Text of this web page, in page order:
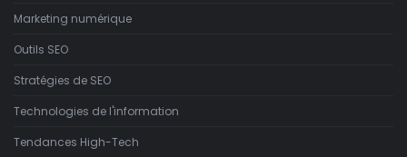
Marketing numérique
Outils SEO
Stratégies de SEO
Technologies de l'information
Tendances High-Tech